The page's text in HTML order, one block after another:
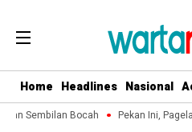
Home Headlines Nasional
Sembilan Bocah Pekan Ini,